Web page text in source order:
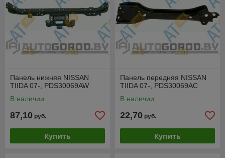
Панель нижняя NISSAN
TIIDA 07-, PDS30069AW
В наличии
87,10 руб.
Купить
Панель передняя NISSAN
TIIDA 07-, PDS30069AC
В наличии
22,70 руб.
Купить